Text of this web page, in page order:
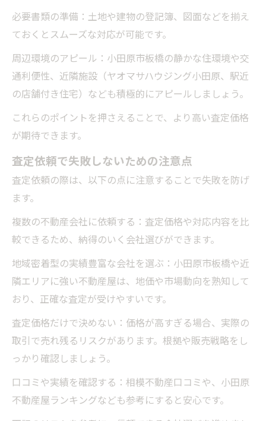
必要書類の準備：土地や建物の登記簿、図面などを揃え
ておくとスムーズな対応が可能です。
周辺環境のアピール：小田原市板橋の静かな住環境や交
通利便性、近隣施設（ヤオマサハウジング小田原、駅近
の店舗付き住宅）なども積極的にアピールしましょう。
これらのポイントを押さえることで、より高い査定価格
が期待できます。
査定依頼で失敗しないための注意点
査定依頼の際は、以下の点に注意することで失敗を防げ
ます。
複数の不動産会社に依頼する：査定価格や対応内容を比
較できるため、納得のいく会社選びができます。
地域密着型の実績豊富な会社を選ぶ：小田原市板橋や近
隣エリアに強い不動産屋は、地価や市場動向を熟知して
おり、正確な査定が受けやすいです。
査定価格だけで決めない：価格が高すぎる場合、実際の
取引で売れ残るリスクがあります。根拠や販売戦略をし
っかり確認しましょう。
口コミや実績を確認する：相模不動産口コミや、小田原
不動産屋ランキングなども参考にすると安心です。